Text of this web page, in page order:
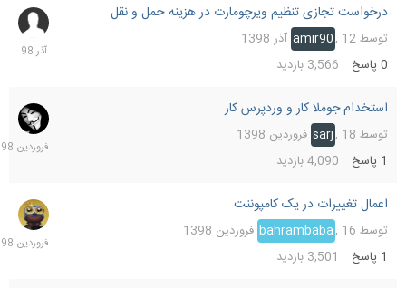
درخواست تجازی تنظیم ویرچومارت در هزینه حمل و نقل
توسط amir90 ,12 آذر 1398
پاسخ 3,566 بازدید
12
آذر
استخدام جوملا کار و وردپرس کار
توسط sarj ,18 فروردین 1398
پاسخ 4,090بازدید
24
اعمال تغییرات در یک کامپوننت
توسط bahrambaba ,16 فروردین 1398
پاسخ 3,501 بازدید
19